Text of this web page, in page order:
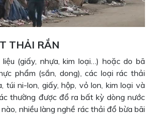
THẢI RẮN
(giấy, nhựa, kim loại…) hoặc do bã
phẩm (sắn, dong), các loại rác thải
túi ni-lon, giấy, hộp, vỏ lon, kim loại và
thường được đổ ra bất kỳ dòng nước
nhiều làng nghề rác thải đổ bừa bãi